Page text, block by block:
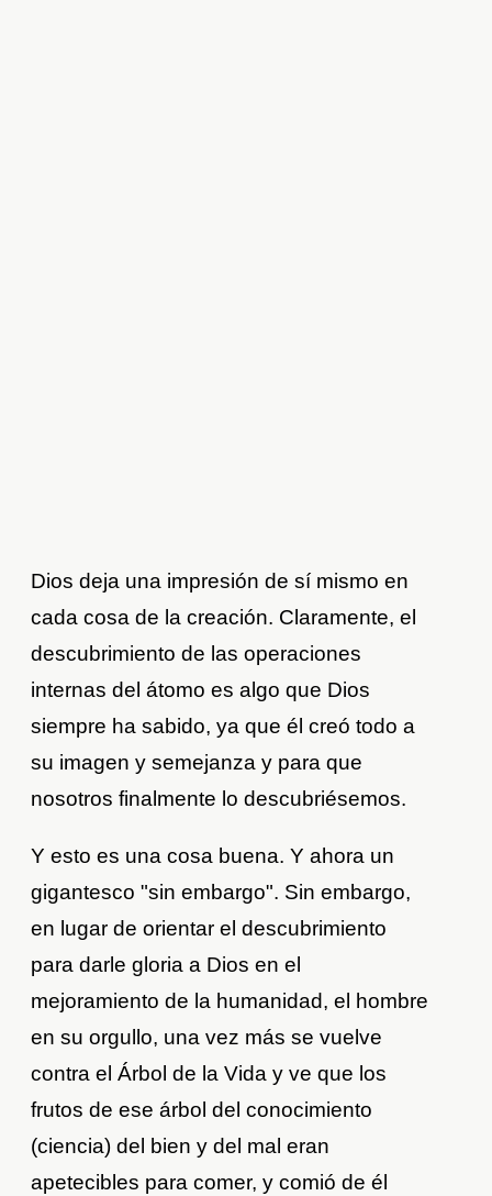
Dios deja una impresión de sí mismo en
cada cosa de la creación. Claramente, el
descubrimiento de las operaciones
internas del átomo es algo que Dios
siempre ha sabido, ya que él creó todo a
su imagen y semejanza y para que
nosotros finalmente lo descubriésemos.
Y esto es una cosa buena. Y ahora un
gigantesco "sin embargo". Sin embargo,
en lugar de orientar el descubrimiento
para darle gloria a Dios en el
mejoramiento de la humanidad, el hombre
en su orgullo, una vez más se vuelve
contra el Árbol de la Vida y ve que los
frutos de ese árbol del conocimiento
(ciencia) del bien y del mal eran
apetecibles para comer, y comió de él